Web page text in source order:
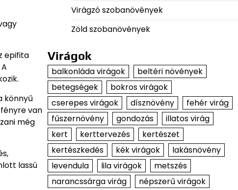
epifita
könnyű
van
még
lassú
Virágzó szobanövények
Zöld szobanövények
Virágok
balkonláda virágok
beltéri növények
betegségek
bokros virágok
cserepes virágok
dísznövény
fehér virág
fűszernövény
gondozás
illatos virág
kert
kerttervezés
kertészet
kertészkedés
kék virágok
lakásnövény
levendula
lila virágok
metszés
narancssárga virág
népszerű virágok